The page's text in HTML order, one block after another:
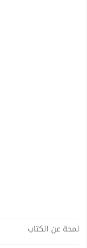
لمحة عن الكتاب